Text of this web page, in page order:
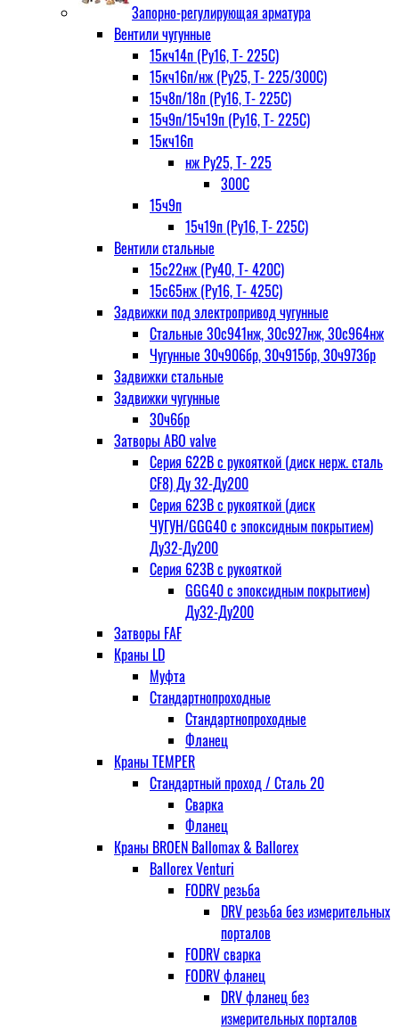
Запорно-регулирующая арматура
Вентили чугунные
15кч14п (Ру16, Т- 225С)
15кч16п/нж (Ру25, Т- 225/300С)
15ч8п/18п (Ру16, Т- 225С)
15ч9п/15ч19п (Ру16, Т- 225С)
15кч16п
нж Ру25, Т- 225
300С
15ч9п
15ч19п (Ру16, Т- 225С)
Вентили стальные
15с22нж (Ру40, Т- 420С)
15с65нж (Ру16, Т- 425С)
Задвижки под электропривод чугунные
Стальные 30с941нж, 30с927нж, 30с964нж
Чугунные 30ч906бр, 30ч915бр, 30ч973бр
Задвижки стальные
Задвижки чугунные
30ч6бр
Затворы ABO valve
Серия 622В с рукояткой (диск нерж. сталь
CF8) Ду 32-Ду200
Серия 623В с рукояткой (диск
ЧУГУН/GGG40 с эпоксидным покрытием)
Ду32-Ду200
Серия 623В с рукояткой
GGG40 с эпоксидным покрытием)
Ду32-Ду200
Затворы FAF
Краны LD
Муфта
Стандартнопроходные
Стандартнопроходные
Фланец
Краны TEMPER
Стандартный проход / Cталь 20
Сварка
Фланец
Краны BROEN Ballomax & Ballorex
Ballorex Venturi
FODRV резьба
DRV резьба без измерительных
порталов
FODRV сварка
FODRV фланец
DRV фланец без
измерительных порталов